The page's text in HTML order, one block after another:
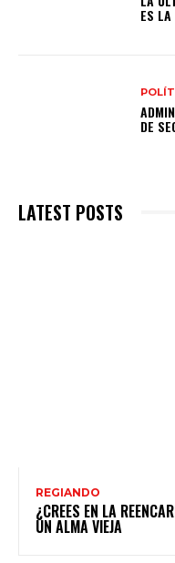
ES
DE
LATEST POSTS
REGIANDO
¿CREES EN LA
UN ALMA VIEJA